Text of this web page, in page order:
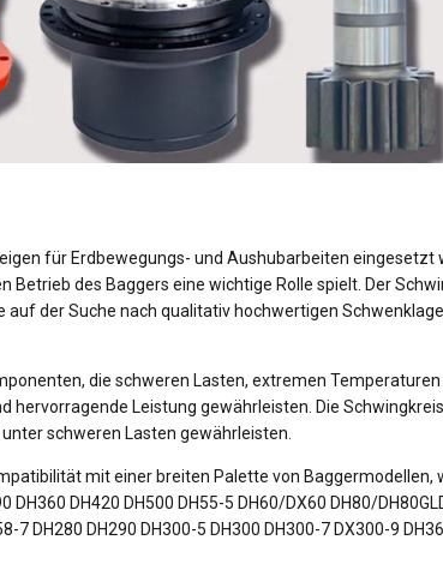
für Erdbewegungs- und Aushubarbeiten eingesetzt
des Baggers eine wichtige Rolle spielt. Der
der Suche nach qualitativ hochwertigen
die schweren Lasten, extremen
Leistung gewährleisten. Die
schweren Lasten gewährleisten.
mit einer breiten Palette von Baggermodellen,
DH420 DH500 DH55-5 DH60/DX60 DH80/
DH280 DH290 DH300-5 DH300 DH300-7 DX300-9